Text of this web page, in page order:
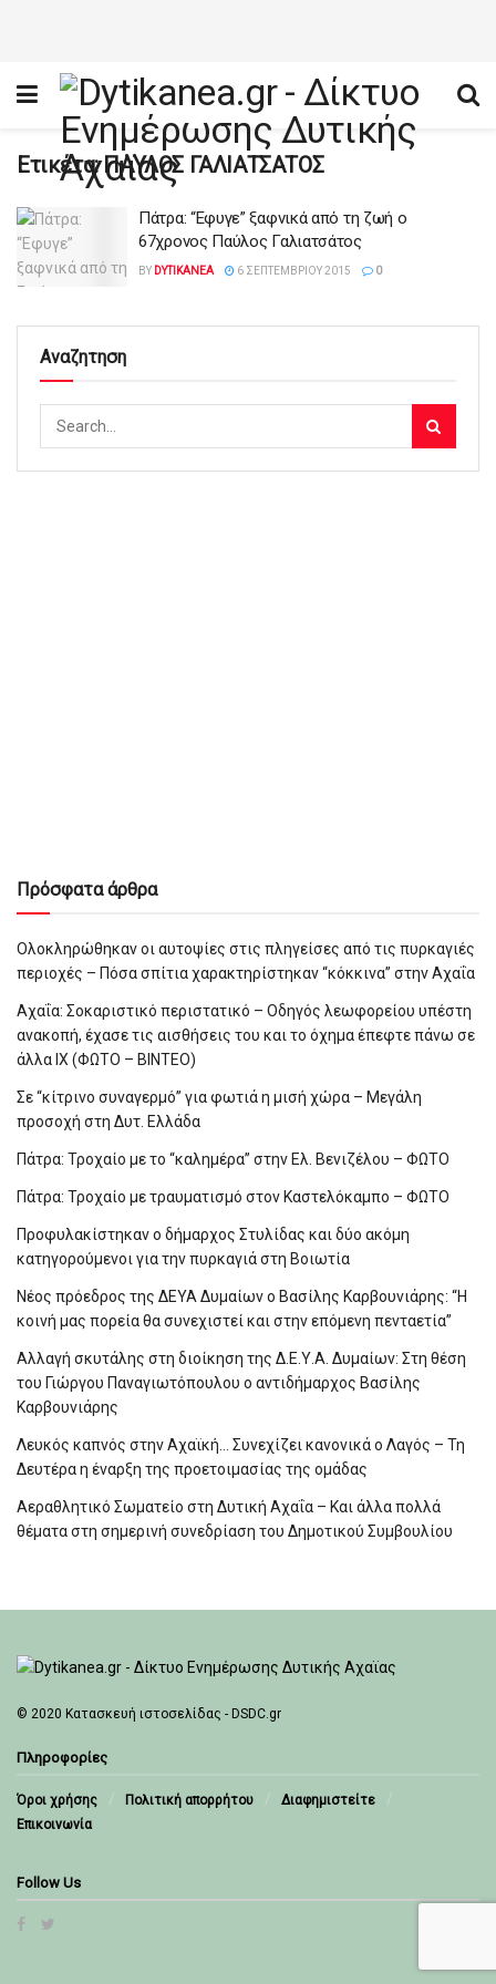
Ετικέτα:ΠΑΥΛΟΣ ΓΑΛΙΑΤΣΑΤΟΣ
Πάτρα: “Εφυγε” ξαφνικά από τη ζωή ο
67χρονος Παύλος Γαλιατσάτος
BY DYTIKANEA 6 ΣΕΠΤΕΜΒΡΊΟΥ 2015 0
Αναζητηση
Πρόσφατα άρθρα
Ολοκληρώθηκαν οι αυτοψίες στις πληγείσες από τις πυρκαγιές
περιοχές – Πόσα σπίτια χαρακτηρίστηκαν “κόκκινα” στην Αχαΐα
Αχαΐα: Σοκαριστικό περιστατικό – Οδηγός λεωφορείου υπέστη
ανακοπή, έχασε τις αισθήσεις του και το όχημα έπεφτε πάνω σε
άλλα ΙΧ (ΦΩΤΟ – ΒΙΝΤΕΟ)
Σε “κίτρινο συναγερμό” για φωτιά η μισή χώρα – Μεγάλη
προσοχή στη Δυτ. Ελλάδα
Πάτρα: Τροχαίο με το “καλημέρα” στην Ελ. Βενιζέλου – ΦΩΤΟ
Πάτρα: Τροχαίο με τραυματισμό στον Καστελόκαμπο – ΦΩΤΟ
Προφυλακίστηκαν ο δήμαρχος Στυλίδας και δύο ακόμη
κατηγορούμενοι για την πυρκαγιά στη Βοιωτία
Νέος πρόεδρος της ΔΕΥΑ Δυμαίων ο Βασίλης Καρβουνιάρης: “Η
κοινή μας πορεία θα συνεχιστεί και στην επόμενη πενταετία”
Αλλαγή σκυτάλης στη διοίκηση της Δ.Ε.Υ.Α. Δυμαίων: Στη θέση
του Γιώργου Παναγιωτόπουλου ο αντιδήμαρχος Βασίλης
Καρβουνιάρης
Λευκός καπνός στην Αχαϊκή… Συνεχίζει κανονικά ο Λαγός – Τη
Δευτέρα η έναρξη της προετοιμασίας της ομάδας
Αεραθλητικό Σωματείο στη Δυτική Αχαΐα – Και άλλα πολλά
θέματα στη σημερινή συνεδρίαση του Δημοτικού Συμβουλίου
© 2020 Κατασκευή ιστοσελίδας - DSDC.gr
Πληροφορίες
Όροι χρήσης Πολιτική απορρήτου
Διαφημιστείτε
Επικοινωνία
Follow Us